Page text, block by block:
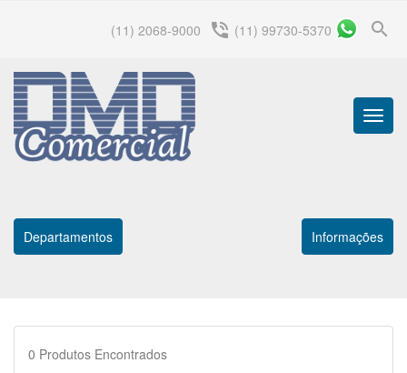
search
(11) 2068-9000 phone_in_talk (11) 99730-5370
Menu
Departamentos Informações
0 Produtos Encontrados